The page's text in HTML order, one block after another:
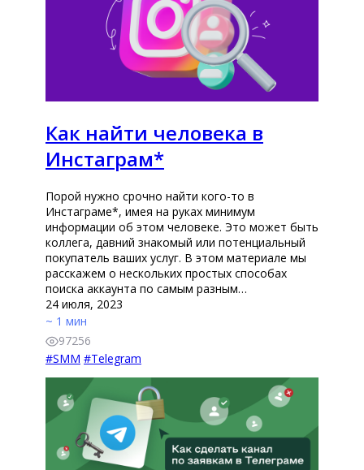
Как найти человека в
Инстаграм*
Порой нужно срочно найти кого-то в
Инстаграме*, имея на руках минимум
информации об этом человеке. Это может быть
коллега, давний знакомый или потенциальный
покупатель ваших услуг. В этом материале мы
расскажем о нескольких простых способах
поиска аккаунта по самым разным…
24 июля, 2023
~ 1 мин
97256
#SMM #Telegram